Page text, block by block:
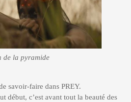
de la pyramide
savoir-faire dans PREY.
début, c’est avant tout la beauté des